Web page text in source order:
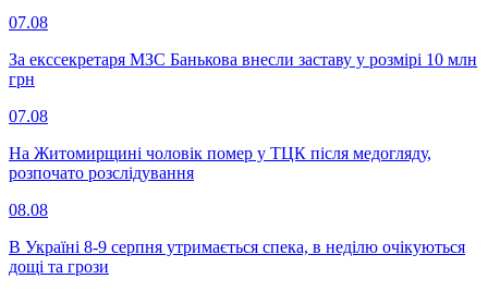
07.08
За екссекретаря МЗС Банькова внесли заставу у розмірі 10 млн
грн
07.08
На Житомирщині чоловік помер у ТЦК після медогляду,
розпочато розслідування
08.08
В Україні 8-9 серпня утримається спека, в неділю очікуються
дощі та грози